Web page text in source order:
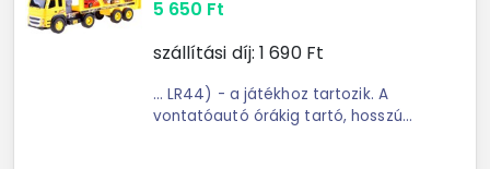
5 650 Ft
szállítási díj: 1 690Ft
... LR44) - a játékhoz tartozik. A
vontatóautó órákig tartó, hosszú